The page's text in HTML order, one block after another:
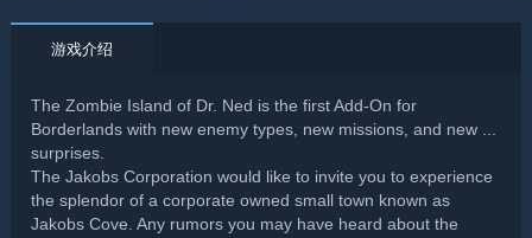
游戏介绍
The Zombie Island of Dr. Ned is the first Add-On for
Borderlands with new enemy types, new missions, and new ...
surprises.
The Jakobs Corporation would like to invite you to experience
the splendor of a corporate owned small town known as
Jakobs Cove. Any rumors you may have heard about the